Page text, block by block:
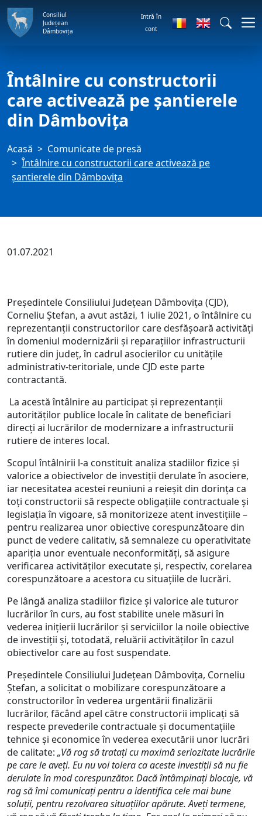
Consiliul
Județean
Dâmbovița
Intră în
cont
Întâlnire cu constructorii
care activează pe șantierele
din Dâmbovița
Acasă
Comunicate de presă
Întâlnire cu constructorii care activează pe
șantierele din Dâmbovița
01.07.2021
Președintele Consiliului Județean Dâmbovița (CJD),
Corneliu Ștefan, a avut astăzi, 1 iulie 2021, o întâlnire cu
reprezentanţii constructorilor care desfăşoară activităţi
în domeniul modernizării şi reparaţiilor infrastructurii
rutiere din județ, în cadrul asocierilor cu unitățile
administrativ-teritoriale, unde CJD este parte
contractantă.
La acestă întâlnire au participat și reprezentanții
autorităților publice locale în calitate de beneficiari
direcți ai lucrărilor de modernizare a infrastructurii
rutiere de interes local.
Scopul întâlnirii l-a constituit analiza stadiilor fizice și
valorice a obiectivelor de investiții derulate în asociere,
iar necesitatea acestei reuniuni a reieșit din dorința ca
toți constructorii să respecte obligațiile contractuale și
legislația în vigoare, să monitorizeze atent investițiile –
pentru realizarea unor obiective corespunzătoare din
punct de vedere calitativ, să semnaleze cu operativitate
apariția unor eventuale neconformități, să asigure
verificarea activităților executate și, respectiv, corelarea
corespunzătoare a acestora cu situațiile de lucrări.
Pe lângă analiza stadiilor fizice și valorice ale tuturor
lucrărilor în curs, au fost stabilite unele măsuri în
vederea inițierii lucrărilor și serviciilor la noile obiective
de investiții și, totodată, reluării activităților în cazul
obiectivelor care au fost suspendate.
Președintele Consiliului Județean Dâmbovița, Corneliu
Ștefan, a solicitat o mobilizare corespunzătoare a
constructorilor în vederea urgentării finalizării
lucrărilor, făcând apel către constructorii implicați să
respecte prevederile contractuale și documentațiile
tehnice și economice în vederea executării unor lucrări
de calitate: „Vă rog să tratați cu maximă seriozitate lucrările
pe care le aveți. Eu nu voi tolera ca aceste investiții să nu fie
derulate în mod corespunzător. Dacă întâmpinați blocaje, vă
rog să îmi comunicați pentru a identifica cele mai bune
soluții, pentru rezolvarea situațiilor apărute. Aveți termene,